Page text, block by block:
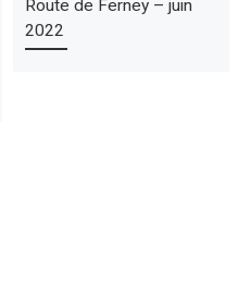
Route de Ferney – juin
2022